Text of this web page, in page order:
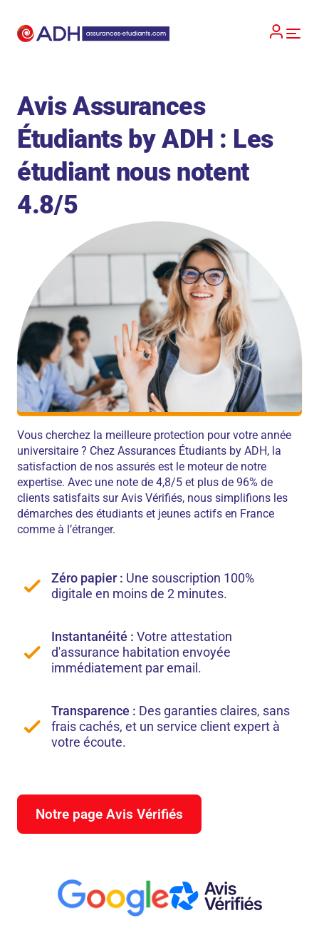
Avis Assurances
Étudiants by ADH : Les
étudiant nous notent
4.8/5
Vous cherchez la meilleure protection pour votre année
universitaire ? Chez Assurances Étudiants by ADH, la
satisfaction de nos assurés est le moteur de notre
expertise. Avec une note de 4,8/5 et plus de 96% de
clients satisfaits sur Avis Vérifiés, nous simplifions les
démarches des étudiants et jeunes actifs en France
comme à l’étranger.
Zéro papier : Une souscription 100%
digitale en moins de 2 minutes.
Instantanéité : Votre attestation
d'assurance habitation envoyée
immédiatement par email.
Transparence : Des garanties claires, sans
frais cachés, et un service client expert à
votre écoute.
Notre page Avis Vérifiés